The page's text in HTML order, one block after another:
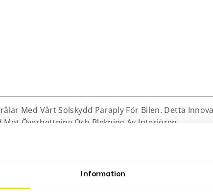
Information
Med Vårt Solskydd Paraply För Bilen. Detta
Överhettning Och Blekning Av Interiören.
Detta Solskydd En Större Täckning Än
Ytan Avvisar Solens Strålar Och Minskar Därmed